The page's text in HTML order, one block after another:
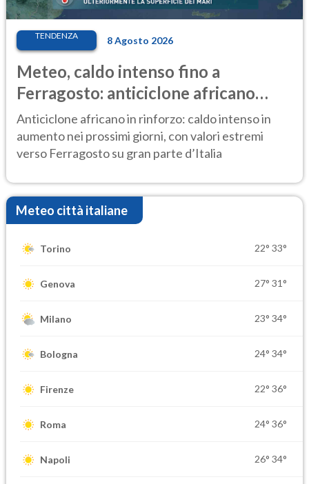
TENDENZA 8 Agosto 2026
Meteo, caldo intenso fino a
Ferragosto: anticiclone africano
ancora protagonista
Anticiclone africano in rinforzo: caldo intenso in
aumento nei prossimi giorni, con valori estremi
verso Ferragosto su gran parte d’Italia
Meteo città italiane
Torino 22° 33°
Genova 27° 31°
Milano 23° 34°
Bologna 24° 34°
Firenze 22° 36°
Roma 24° 36°
Napoli 26° 34°